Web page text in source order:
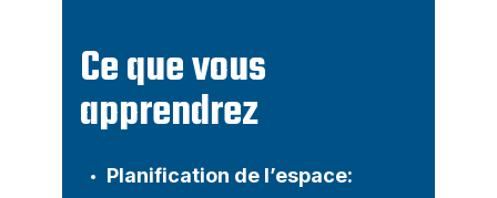
Ce que vous
apprendrez
Planification de l’espace: